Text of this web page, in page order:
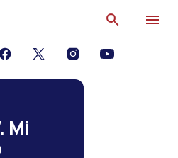
principal
Mi